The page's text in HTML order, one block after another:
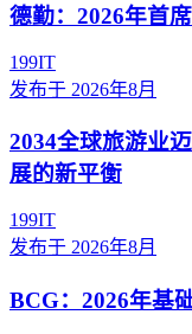
德勤：2026年首
199IT
发布于 2026年8月
2034全球旅游业
展的新平衡
199IT
发布于 2026年8月
BCG：2026年基